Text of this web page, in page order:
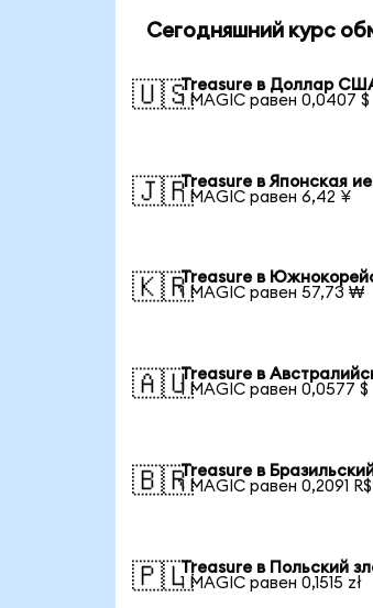
Сегодняшний курс
🇺🇸Treasure в Доллар
1 MAGIC равен 0,0407 $
🇯🇵Treasure в Японская
1 MAGIC равен 6,42 ¥
🇰🇷Treasure в
1 MAGIC равен 57,73 ₩
🇦🇺Treasure в
1 MAGIC равен 0,0577 $
🇧🇷Treasure в
1 MAGIC равен 0,2091 R$
🇵🇱Treasure в Польский
1 MAGIC равен 0,1515 zł